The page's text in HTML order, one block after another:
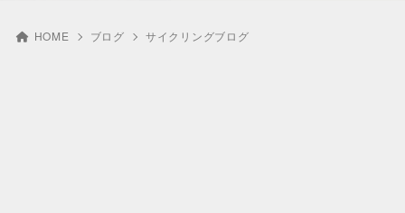
HOME ブログ サイクリングブログ